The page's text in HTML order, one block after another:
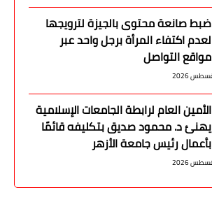
ضبط صانعة محتوى بالجيزة لترويجها
لعدم اكتفاء المرأة برجل واحد عبر
مواقع التواصل
الأمين العام لرابطة الجامعات الإسلامية
يهنئ د. محمود صديق بتكليفه قائمًا
بأعمال رئيس جامعة الأزهر